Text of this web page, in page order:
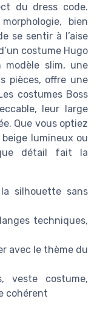
du dress code.
bien
se sentir à l’aise
costume Hugo
modèle slim, une
pièces, offre une
costumes Boss
leur large
Que vous optiez
lumineux ou
détail fait la
silhouette sans
techniques,
avec le thème du
veste costume,
cohérent